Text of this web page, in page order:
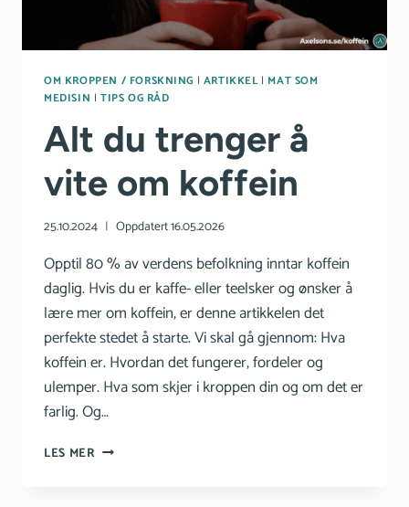
OM KROPPEN / FORSKNING | ARTIKKEL| MAT SOM
MEDISIN | TIPS OG RÅD
Alt du trenger å
vite om koffein
25.10.2024 Oppdatert16.05.2026
Opptil 80 % av verdens befolkning inntar koffein
daglig. Hvis du er kaffe- eller teelsker og ønsker å
lære mer om koffein, er denne artikkelen det
perfekte stedet å starte. Vi skal gå gjennom: Hva
koffein er. Hvordan det fungerer, fordeler og
ulemper. Hva som skjer i kroppen din og om det er
farlig. Og…
LES MER ALT